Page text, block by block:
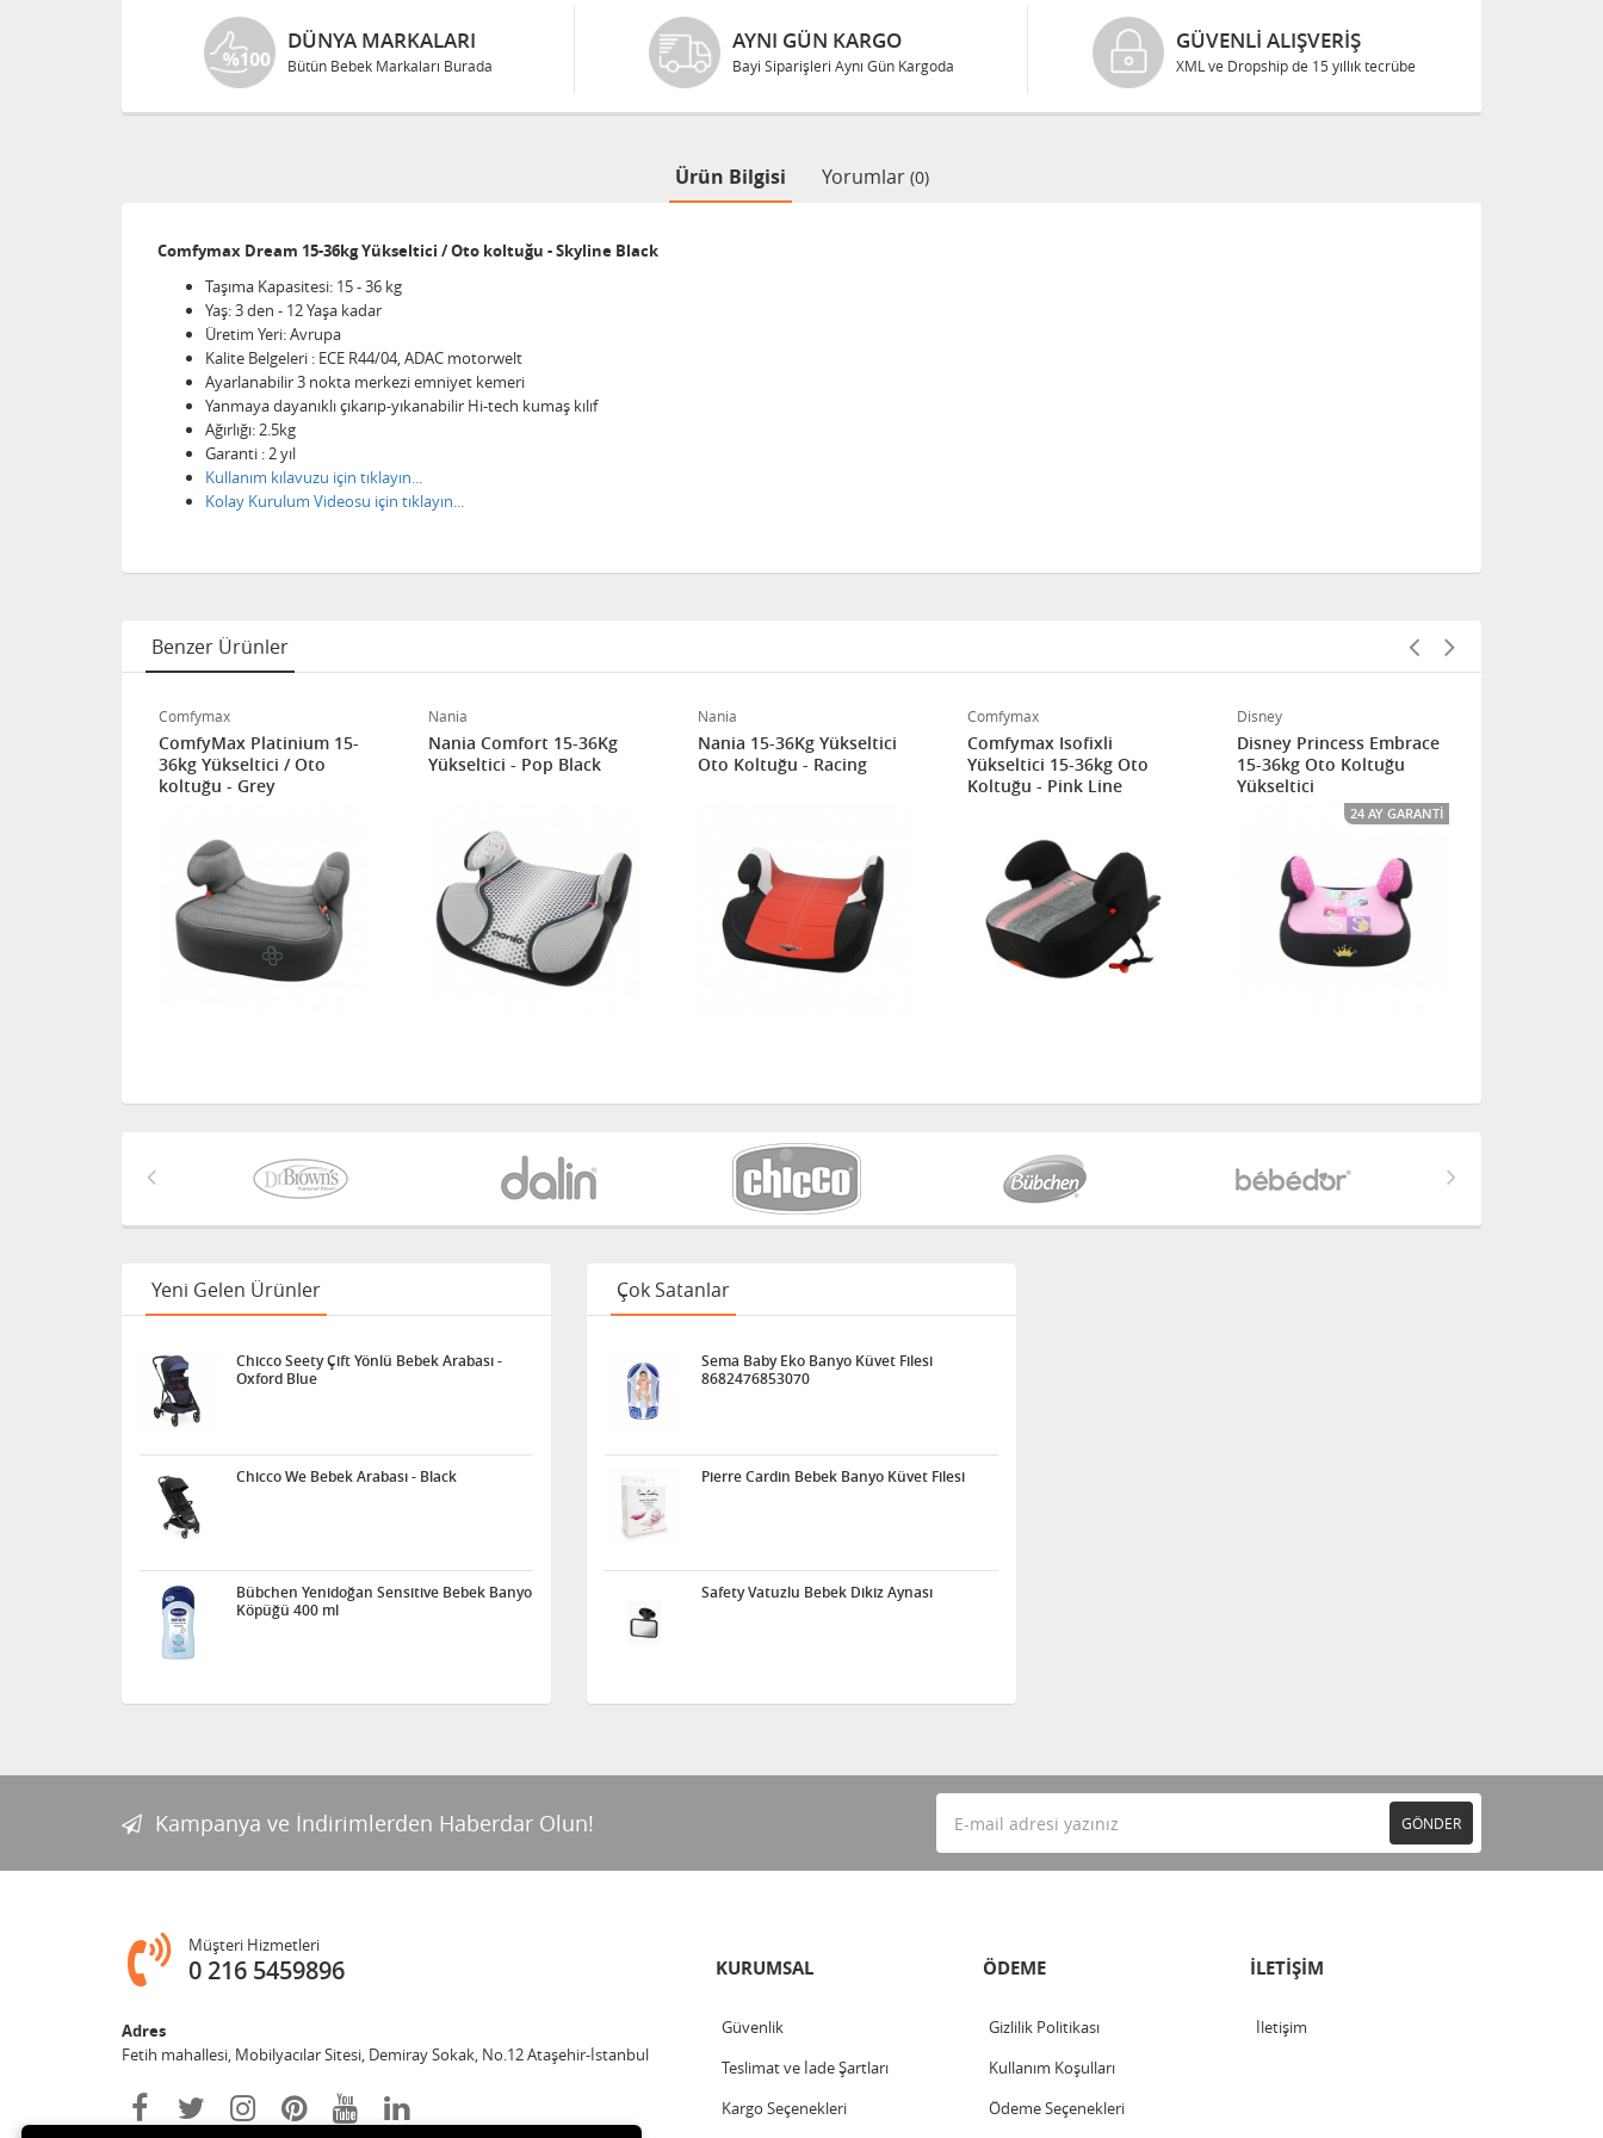
DÜNYA MARKALARI
Bütün Bebek Markaları Burada
AYNI GÜN KARGO
Bayi Siparişleri Aynı Gün Kargoda
GÜVENLI ALIŞVERIŞ
XML ve Dropship de 15 yıllık tecrübe
Ürün Bilgisi Yorumlar (0)
Comfymax Dream 15-36kg Yükseltici / Oto koltuğu - Skyline Black
Taşıma Kapasitesi: 15 - 36 kg
Yaş: 3 den - 12 Yaşa kadar
Üretim Yeri: Avrupa
Kalite Belgeleri : ECE R44/04, ADAC motorwelt
Ayarlanabilir 3 nokta merkezi emniyet kemeri
Yanmaya dayanıklı çıkarıp-yıkanabilir Hi-tech kumaş kılıf
Ağırlığı: 2.5kg
Garanti : 2 yıl
Kullanım kılavuzu için tıklayın...
Kolay Kurulum Videosu için tıklayın...
Benzer Ürünler
Comfymax
ComfyMax Platinium 15-
36kg Yükseltici / Oto
koltuğu - Grey
Nania
Nania Comfort 15-36Kg
Yükseltici - Pop Black
Nania
Nania 15-36Kg Yükseltici
Oto Koltuğu - Racing
Comfymax
Comfymax Isofixli
Yükseltici 15-36kg Oto
Koltuğu - Pink Line
Disney
Disney Princess Embrace
15-36kg Oto Koltuğu
Yükseltici
24 AY GARANTI
Yeni Gelen Ürünler
Chicco Seety Çift Yönlü Bebek Arabası -
Oxford Blue
Chicco We Bebek Arabası - Black
Bübchen Yenidoğan Sensitive Bebek Banyo
Köpüğü 400 ml
Çok Satanlar
Sema Baby Eko Banyo Küvet Filesi
8682476853070
Pierre Cardin Bebek Banyo Küvet Filesi
Safety Vatuzlu Bebek Dikiz Aynası
Kampanya ve İndirimlerden Haberdar Olun! GÖNDER
Müşteri Hizmetleri
0 216 5459896
Adres
Fetih mahallesi, Mobilyacılar Sitesi, Demiray Sokak, No.12 Ataşehir-İstanbul
KURUMSAL
Güvenlik
Teslimat ve İade Şartları
Kargo Seçenekleri
ÖDEME
Gizlilik Politikası
Kullanım Koşulları
Ödeme Seçenekleri
İLETİŞİM
İletişim